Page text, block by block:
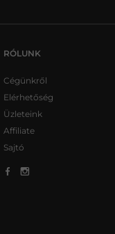
RÓLUNK
Cégünkről
Elérhetőség
Üzleteink
Affiliate
Sajtó